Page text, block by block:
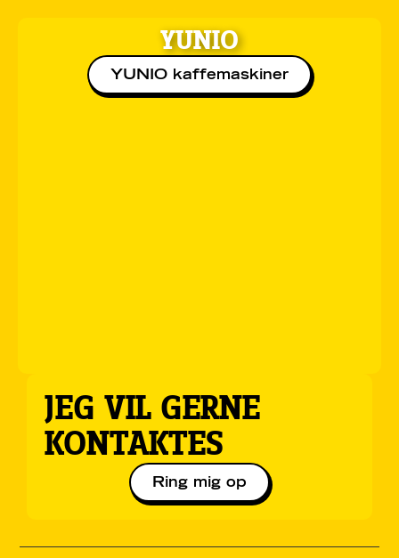
YUNIO
YUNIO kaffemaskiner
JEG VIL GERNE
KONTAKTES
Ring mig op